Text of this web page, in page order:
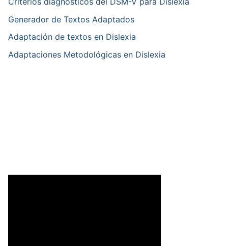
Generador de Textos Adaptados
Adaptación de textos en Dislexia
Adaptaciones Metodológicas en Dislexia